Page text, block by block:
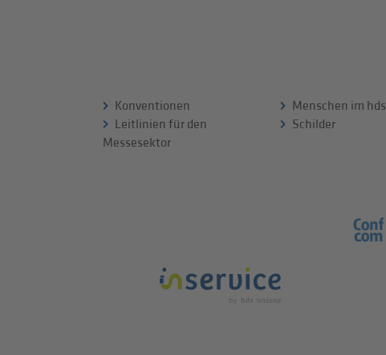
Konventionen
Leitlinien für den
Messesektor
Menschen im hds
Schilder